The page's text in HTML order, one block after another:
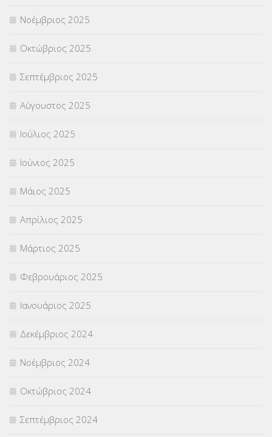
Νοέμβριος 2025
Οκτώβριος 2025
Σεπτέμβριος 2025
Αύγουστος 2025
Ιούλιος 2025
Ιούνιος 2025
Μάιος 2025
Απρίλιος 2025
Μάρτιος 2025
Φεβρουάριος 2025
Ιανουάριος 2025
Δεκέμβριος 2024
Νοέμβριος 2024
Οκτώβριος 2024
Σεπτέμβριος 2024